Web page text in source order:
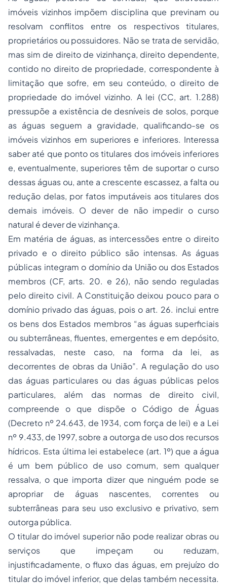
imóveis vizinhos impõem disciplina que previnam ou
resolvam conflitos entre os respectivos titulares,
proprietários ou possuidores. Não se trata de servidão,
mas sim de direito de vizinhança, direito dependente,
contido no direito de propriedade, correspondente à
limitação que sofre, em seu conteúdo, o direito de
propriedade do imóvel vizinho. A lei (CC, art. 1.288)
pressupõe a existência de desníveis de solos, porque
as águas seguem a gravidade, qualificando-se os
imóveis vizinhos em superiores e inferiores. Interessa
saber até que ponto os titulares dos imóveis inferiores
e, eventualmente, superiores têm de suportar o curso
dessas águas ou, ante a crescente escassez, a falta ou
redução delas, por fatos imputáveis aos titulares dos
demais imóveis. O dever de não impedir o curso
natural é dever de vizinhança.
Em matéria de águas, as intercessões entre o direito
privado e o direito público são intensas. As águas
públicas integram o domínio da União ou dos Estados
membros (CF, arts. 20. e 26), não sendo reguladas
pelo direito civil. A Constituição deixou pouco para o
domínio privado das águas, pois o art. 26. inclui entre
os bens dos Estados membros “as águas superficiais
ou subterrâneas, fluentes, emergentes e em depósito,
ressalvadas, neste caso, na forma da lei, as
decorrentes de obras da União”. A regulação do uso
das águas particulares ou das águas públicas pelos
particulares, além das normas de direito civil,
compreende o que dispõe o Código de Águas
(Decreto nº 24.643, de 1934, com força de lei) e a Lei
nº 9.433, de 1997, sobre a outorga de uso dos recursos
hídricos. Esta última lei estabelece (art. 1º) que a água
é um bem público de uso comum, sem qualquer
ressalva, o que importa dizer que ninguém pode se
apropriar de águas nascentes, correntes ou
subterrâneas para seu uso exclusivo e privativo, sem
outorga pública.
O titular do imóvel superior não pode realizar obras ou
serviços que impeçam ou reduzam,
injustificadamente, o fluxo das águas, em prejuízo do
titular do imóvel inferior, que delas também necessita.